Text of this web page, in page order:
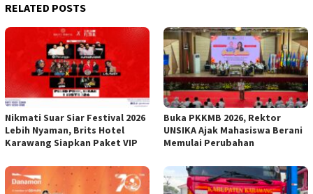
RELATED POSTS
Nikmati Suar Siar Festival 2026
Lebih Nyaman, Brits Hotel
Karawang Siapkan Paket VIP
Buka PKKMB 2026, Rektor
UNSIKA Ajak Mahasiswa Berani
Memulai Perubahan